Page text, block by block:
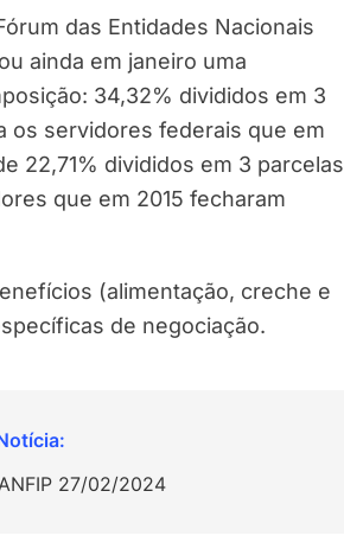
das Entidades Nacionais
ainda em janeiro uma
34,32% divididos em 3
os servidores federais que em
22,71% divididos em 3 parcelas
que em 2015 fecharam
(alimentação, creche e
de negociação.
27/02/2024